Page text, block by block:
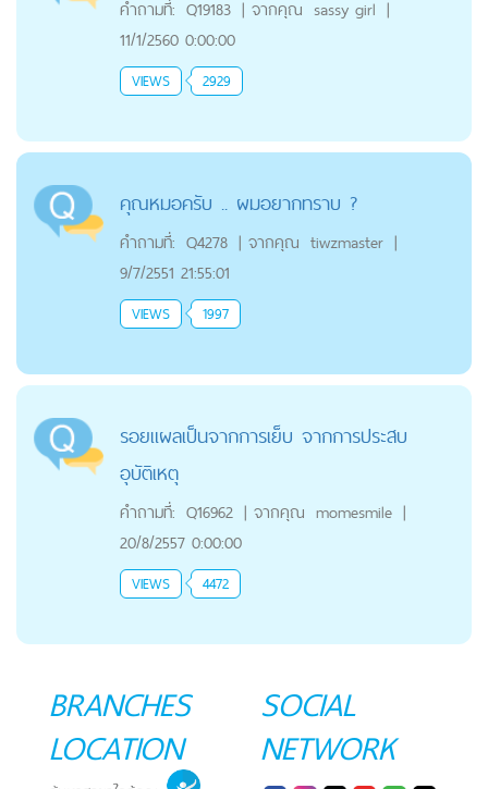
คำถามที่: Q19183 | จากคุณ sassy girl |
11/1/2560 0:00:00
VIEWS 2929
คุณหมอครับ .. ผมอยากทราบ ?
คำถามที่: Q4278 | จากคุณ tiwzmaster |
9/7/2551 21:55:01
VIEWS 1997
รอยแผลเป็นจากการเย็บ จากการประสบ
อุบัติเหตุ
คำถามที่: Q16962 | จากคุณ momesmile |
20/8/2557 0:00:00
VIEWS 4472
BRANCHES
LOCATION
SOCIAL
NETWORK